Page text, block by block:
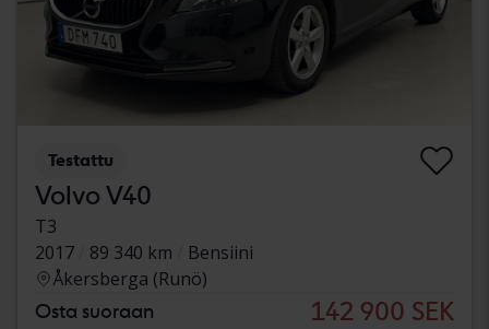
Testattu
Volvo V40
T3
2017
89 340 km
Bensiini
Åkersberga (Runö)
Osta suoraan 142 900 SEK